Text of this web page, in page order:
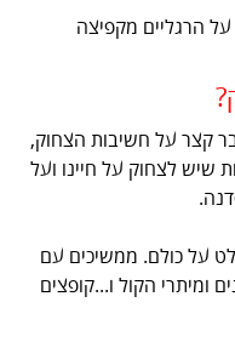
הרגליים מקפיצה
קצר על חשיבות הצחוק,
שיש לצחוק על חיינו ועל
על כולם. ממשיכים עם
ומיתרי הקול ו...קופצים